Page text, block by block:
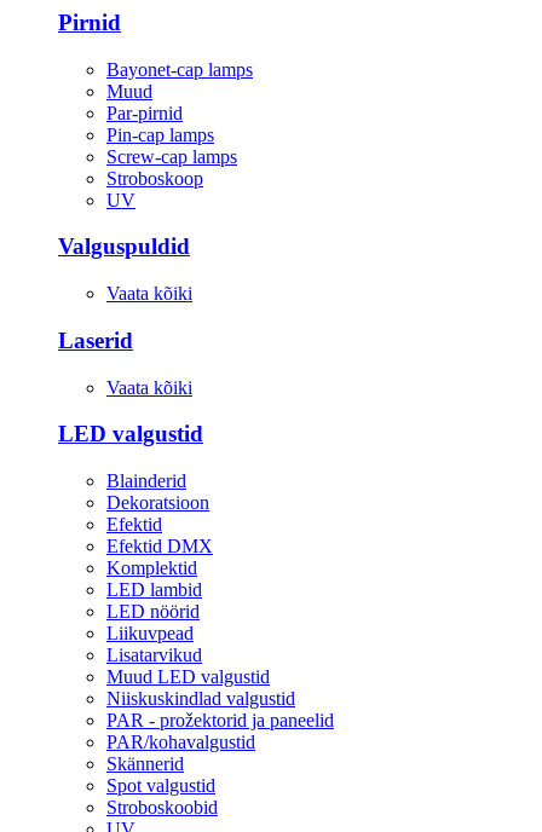
Pirnid
Bayonet-cap lamps
Muud
Par-pirnid
Pin-cap lamps
Screw-cap lamps
Stroboskoop
UV
Valguspuldid
Vaata kõiki
Laserid
Vaata kõiki
LED valgustid
Blainderid
Dekoratsioon
Efektid
Efektid DMX
Komplektid
LED lambid
LED nöörid
Liikuvpead
Lisatarvikud
Muud LED valgustid
Niiskuskindlad valgustid
PAR - prožektorid ja paneelid
PAR/kohavalgustid
Skännerid
Spot valgustid
Stroboskoobid